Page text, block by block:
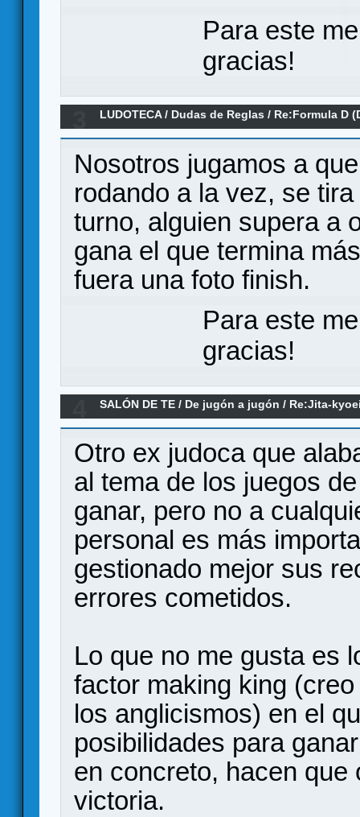
Para este
gracias!
LUDOTECA/ Dudas de Reglas / Re:Formula D
Nosotros jugamos a
rodando a la vez, se
turno, alguien supera a
gana el que termina
fuera una foto finish.
Para este
gracias!
SALÓN DE TE / De jugón a jugón / Re:Jita-
Otro ex judoca que
al tema de los juegos
ganar, pero no a
personal es más
gestionado mejor sus
errores cometidos.
Lo que no me gusta es
factor making king
los anglicismos) en el
posibilidades para
en concreto, hacen
victoria.